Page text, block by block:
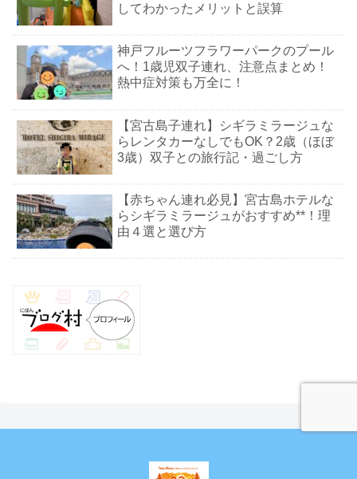
してわかったメリットと誤算
神戸フルーツフラワーパークのプール
へ！1歳児双子連れ、注意点まとめ！
熱中症対策も万全に！
【宮古島子連れ】シギラミラージュな
らレンタカーなしでもOK？2歳（ほぼ
3歳）双子との旅行記・過ごし方
【赤ちゃん連れ必見】宮古島ホテルな
らシギラミラージュがおすすめ**！理
由４選と選び方